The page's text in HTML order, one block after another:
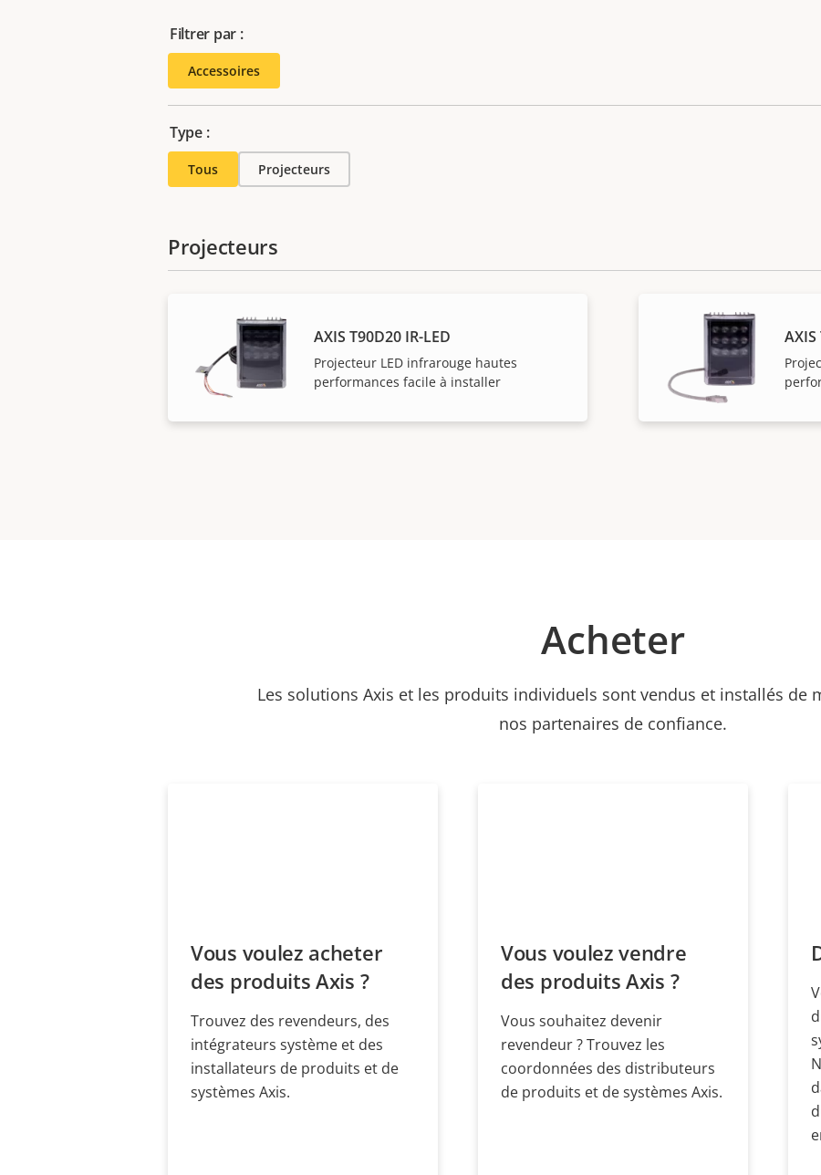
Filtrer par :
Accessoires
Type :
Tous Projecteurs
Projecteurs
AXIS T90D20 IR-LED
Projecteur LED infrarouge hautes
performances facile à installer
AXIS
Acheter
Les solutions Axis et les produits individuels sont vendus et installés de
nos partenaires de confiance.
Vous voulez acheter
des produits Axis ?
Trouvez des revendeurs, des
intégrateurs système et des
installateurs de produits et de
systèmes Axis.
Vous voulez vendre
des produits Axis ?
Vous souhaitez devenir
revendeur ? Trouvez les
coordonnées des distributeurs
de produits et de systèmes Axis.